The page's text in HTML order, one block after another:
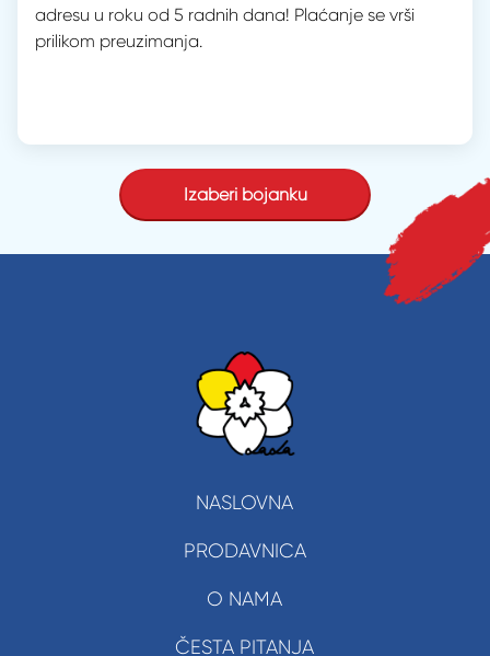
adresu u roku od 5 radnih dana! Plaćanje se vrši
prilikom preuzimanja.
NASLOVNA
PRODAVNICA
O NAMA
ČESTA PITANJA